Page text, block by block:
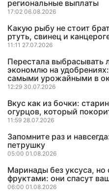
региональные выплаты
17:02 06.08.2026
Какую рыбу не стоит
ртуть, свинец и
11:11 27.07.2026
Перестала выбрасывать
экономлю на
самыми урожайными в
12:29 30.07.2026
Вкус как из бочки:
огурцов, который
11:59 28.07.2026
Запомните раз и
петрушку
05:00 01.08.2026
Маринады без уксуса,
фруктами: они спасут
06:00 01.08.2026